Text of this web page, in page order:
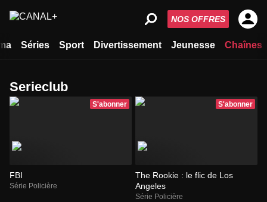
Séries Sport Divertissement Jeunesse Chaînes
NOS OFFRES
Serieclub
S'abonner
FBI
Série Policière
S'abonner
The Rookie : le flic de Los
Angeles
Série Policière